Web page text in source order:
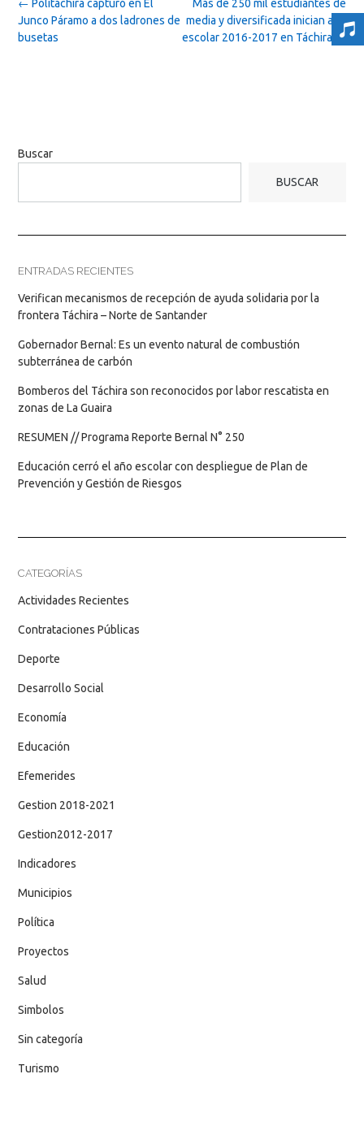
navigation
Más de 250 mil estudiantes de
media y diversificada inician año
escolar 2016-2017 en Táchira
→
← Politáchira capturó en El
Junco Páramo a dos ladrones de
busetas
Buscar
BUSCAR
ENTRADAS RECIENTES
Verifican mecanismos de recepción de ayuda solidaria por la
frontera Táchira – Norte de Santander
Gobernador Bernal: Es un evento natural de combustión
subterránea de carbón
Bomberos del Táchira son reconocidos por labor rescatista en
zonas de La Guaira
RESUMEN // Programa Reporte Bernal N° 250
Educación cerró el año escolar con despliegue de Plan de
Prevención y Gestión de Riesgos
CATEGORÍAS
Actividades Recientes
Contrataciones Públicas
Deporte
Desarrollo Social
Economía
Educación
Efemerides
Gestion 2018-2021
Gestion2012-2017
Indicadores
Municipios
Política
Proyectos
Salud
Simbolos
Sin categoría
Turismo